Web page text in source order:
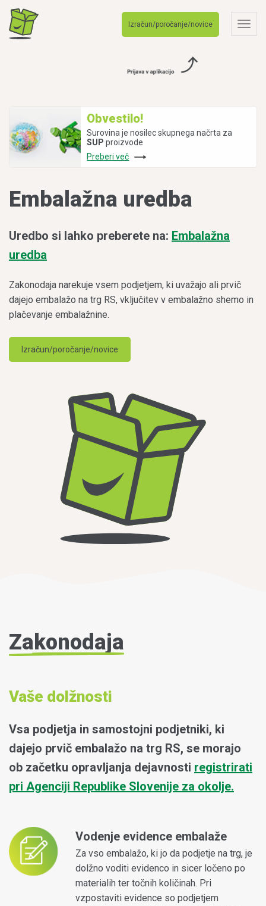
Izračun/poročanje/novice
Obvestilo!
Surovina je nosilec skupnega načrta za
SUP proizvode
Preberi več
Embalažna uredba
Uredbo si lahko preberete na: Embalažna
uredba
Zakonodaja narekuje vsem podjetjem, ki uvažajo ali prvič
dajejo embalažo na trg RS, vključitev v embalažno shemo in
plačevanje embalažnine.
Izračun/poročanje/novice
Zakonodaja
Vaše dolžnosti
Vsa podjetja in samostojni podjetniki, ki
dajejo prvič embalažo na trg RS, se morajo
ob začetku opravljanja dejavnosti registrirati
pri Agenciji Republike Slovenije za okolje.
Vodenje evidence embalaže
Za vso embalažo, ki jo da podjetje na trg, je
dolžno voditi evidenco in sicer ločeno po
materialih ter točnih količinah. Pri
vzpostaviti evidence so podjetjem